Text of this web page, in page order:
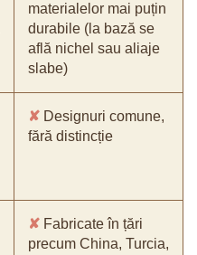
materialelor mai puțin
durabile (la bază se
află nichel sau aliaje
slabe)
✘ Designuri comune,
fără distincție
✘ Fabricate în țări
precum China, Turcia,